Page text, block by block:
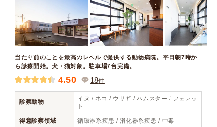
当たり前のことを最高のレベルで提供する動物病院。平日朝7時か
ら診療開始。犬・猫対象。駐車場7台完備。
4.50 18件
診察動物
イヌ / ネコ / ウサギ / ハムスター / フェレッ
ト
得意診察領域 循環器系疾患 / 消化器系疾患 / 中毒